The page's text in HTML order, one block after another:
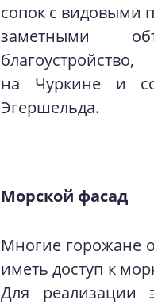
сопок с видовыми
заметными
на Чуркине и
Эгершельда.
Морской фасад
Многие горожане
иметь доступ к
Для реализации